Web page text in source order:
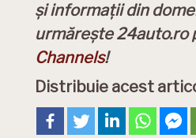
și informații din
urmărește 24auto.ro
Channels!
Distribuie acest